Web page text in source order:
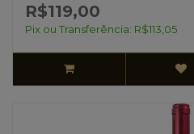
R$119,00
Pix ou Transferência: R$113,05